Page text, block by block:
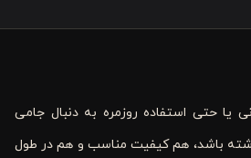
یا حتی استفاده روزمره به دنبال جامی
باشد، هم کیفیت مناسب و هم در طول